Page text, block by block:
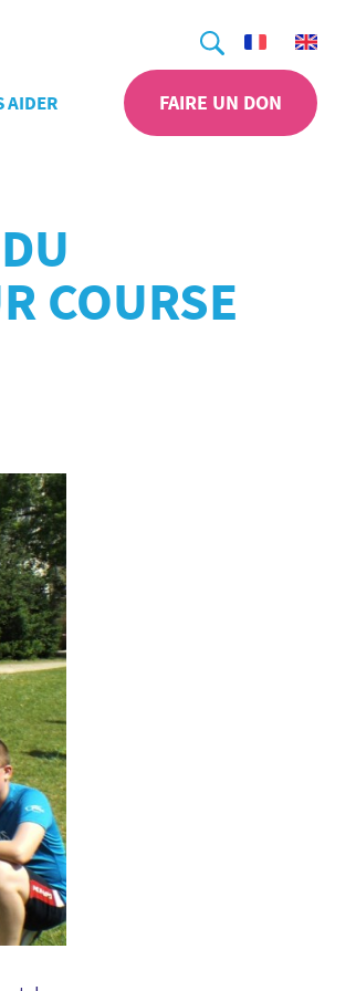
Recherche
AIDER FAIRE UN DON
COURSE